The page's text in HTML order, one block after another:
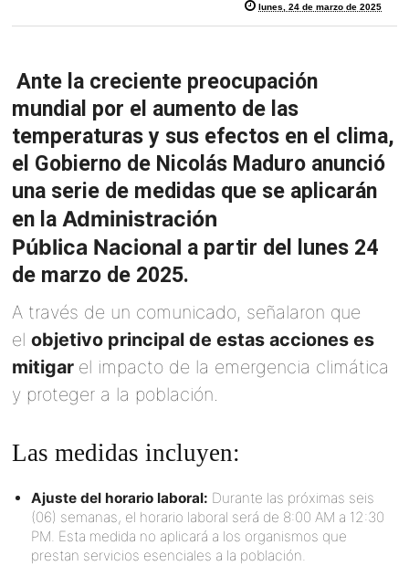
lunes, 24 de marzo de 2025
Ante la creciente preocupación
mundial por el aumento de las
temperaturas y sus efectos en el clima,
el Gobierno de Nicolás Maduro anunció
una serie de medidas que se aplicarán
en la Administración
Pública Nacional a partir del lunes 24
de marzo de 2025.
A través de un comunicado, señalaron que
elobjetivo principal de estas acciones es
mitigar el impacto de la emergencia climática
y proteger a la población.
Las medidas incluyen:
Ajuste del horario laboral: Durante las próximas seis
(06) semanas, el horario laboral será de 8:00 AM a 12:30
PM. Esta medida no aplicará a los organismos que
prestan servicios esenciales a la población.